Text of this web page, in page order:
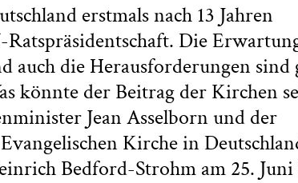
erstmals nach 13 Jahren
Die
auch die Herausforderungen sind
könnte der Beitrag der Kirchen
Jean Asselborn und der
Kirche in
Bedford-Strohm am 25. Juni